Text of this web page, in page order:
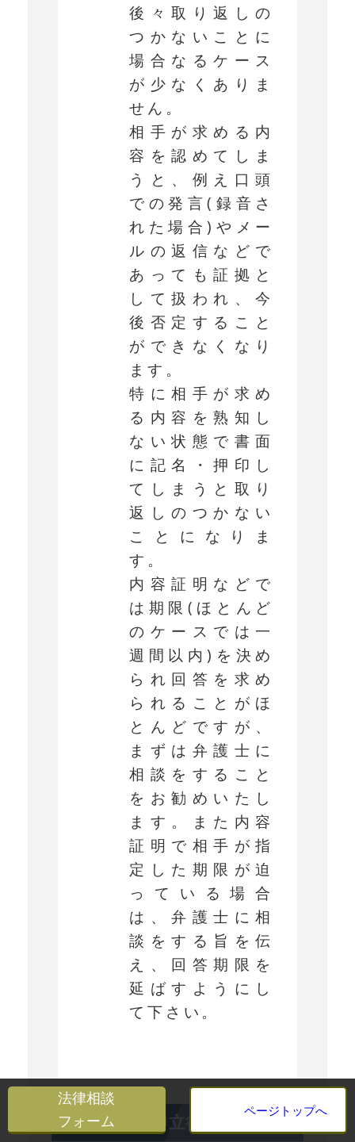
後々取り返しの
つかないことに
場合なるケース
が少なくありま
せん。
相手が求める内
容を認めてしま
うと、例え口頭
での発言(録音さ
れた場合)やメー
ルの返信などで
あっても証拠と
して扱われ、今
後否定すること
ができなくなり
ます。
特に相手が求め
る内容を熟知し
ない状態で書面
に記名・押印し
てしまうと取り
返しのつかない
ことになりま
す。
内容証明などで
は期限(ほとんど
のケースでは一
週間以内)を決め
られ回答を求め
られることがほ
とんどですが、
まずは弁護士に
相談をすること
をお勧めいたし
ます。また内容
証明で相手が指
定した期限が迫
っている場合
は、弁護士に相
談をする旨を伝
え、回答期限を
延ばすようにし
て下さい。
離婚調停の申立後
法律相談
フォーム
ページトップへ